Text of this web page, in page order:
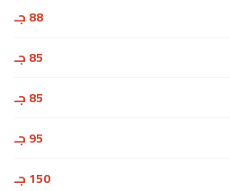
88 جـ
85 جـ
85 جـ
95 جـ
150 جـ